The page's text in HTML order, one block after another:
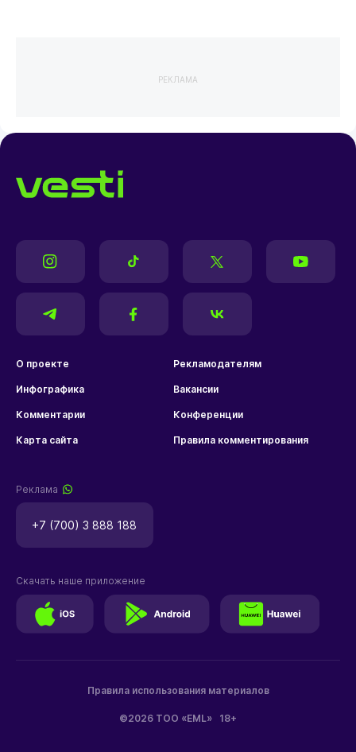
РЕКЛАМА
О проекте Рекламодателям
Инфографика Вакансии
Комментарии Конференции
Карта сайта Правила комментирования
Реклама
+7 (700) 3 888 188
©2026 ТОО «EML» 18+
Правила использования материалов
Скачать наше приложение